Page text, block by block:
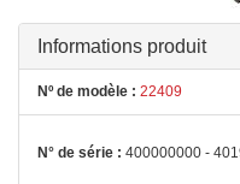
Informations produit
Nº de modèle : 22409
N° de série : 400000000 -